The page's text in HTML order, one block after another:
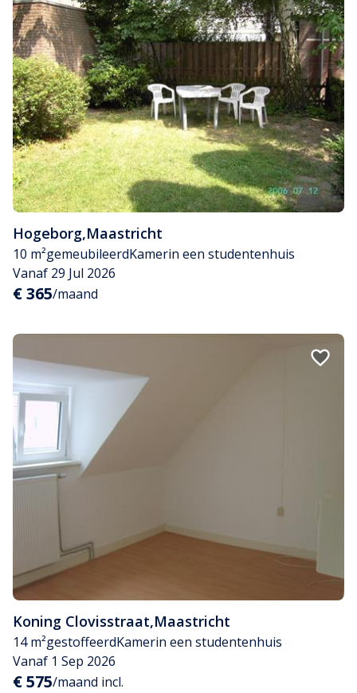
Hogeborg,Maastricht
10 m²gemeubileerdKamerin een studentenhuis
Vanaf 29 Jul 2026
€ 365/maand
Koning Clovisstraat,Maastricht
14 m²gestoffeerdKamerin een studentenhuis
Vanaf 1 Sep 2026
€ 575/maand incl.